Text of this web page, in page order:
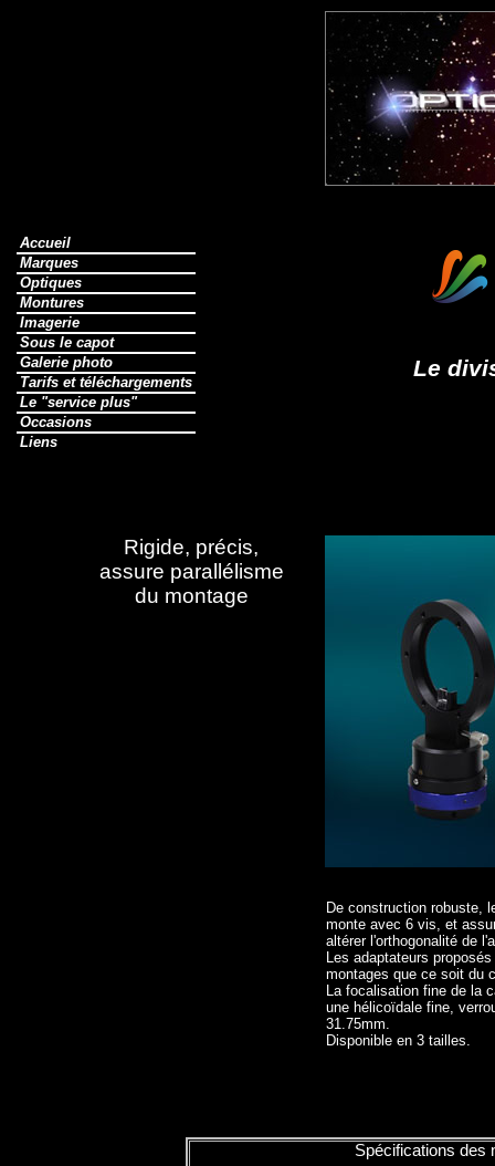
Accueil
Marques
Optiques
Montures
Imagerie
Sous le capot
Galerie photo
Tarifs et téléchargements
Le "service plus"
Occasions
Liens
Le
Rigide, précis,
assure parallélisme
du montage
De construction robuste,
monte avec 6 vis, et
altérer l'orthogonalité de
Les adaptateurs
montages que ce soit du
La focalisation fine de la
une hélicoïdale fine,
31.75mm.
Disponible en 3 tailles.
Spécifications des